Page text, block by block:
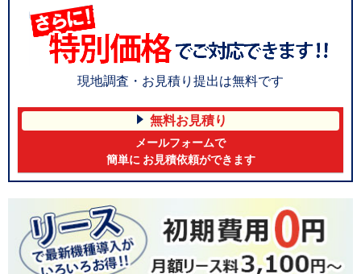
現地調査・お見積り提出は無料です
無料お見積り
メールフォームで
簡単に お見積依頼ができます